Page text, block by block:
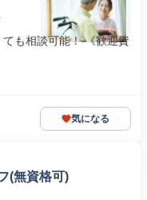
も相談可能！ 《歓迎資
気になる
(無資格可)